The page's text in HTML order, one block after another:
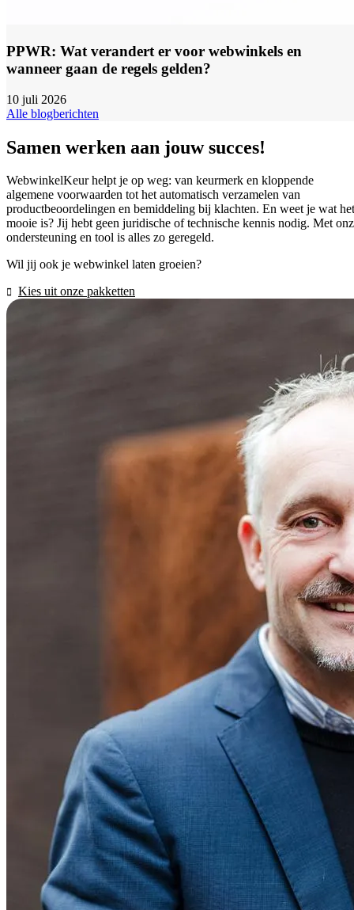
PPWR: Wat verandert er voor webwinkels en
wanneer gaan de regels gelden?
10 juli 2026
Alle blogberichten
Samen werken aan jouw succes!
WebwinkelKeur helpt je op weg: van keurmerk en kloppende
algemene voorwaarden tot het automatisch verzamelen van
productbeoordelingen en bemiddeling bij klachten. En weet je wat het
mooie is? Jij hebt geen juridische of technische kennis nodig. Met
ondersteuning en tool is alles zo geregeld.
Wil jij ook je webwinkel laten groeien?
Kies uit onze pakketten